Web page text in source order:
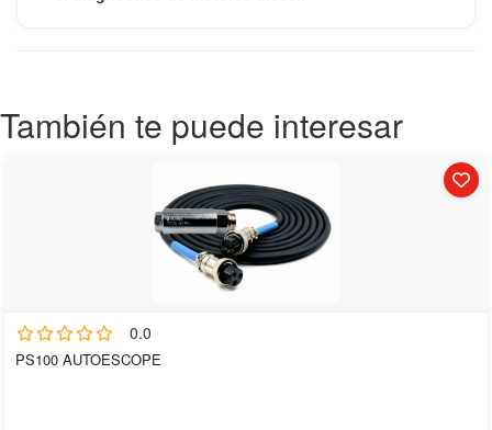
También te puede interesar
0.0
PS100 AUTOESCOPE